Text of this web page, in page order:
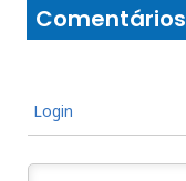
Comentários
Login